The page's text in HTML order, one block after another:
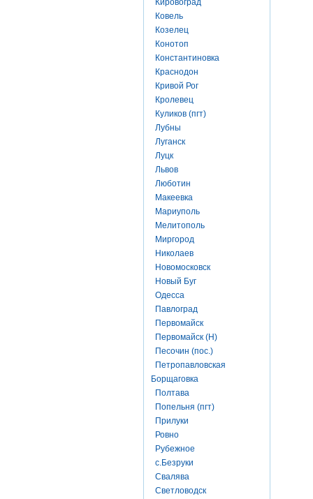
Кировоград
Ковель
Козелец
Конотоп
Константиновка
Краснодон
Кривой Рог
Кролевец
Куликов (пгт)
Лубны
Луганск
Луцк
Львов
Люботин
Макеевка
Мариуполь
Мелитополь
Миргород
Николаев
Новомосковск
Новый Буг
Одесса
Павлоград
Первомайск
Первомайск (Н)
Песочин (пос.)
Петропавловская
Борщаговка
Полтава
Попельня (пгт)
Прилуки
Ровно
Рубежное
с.Безруки
Свалява
Светловодск